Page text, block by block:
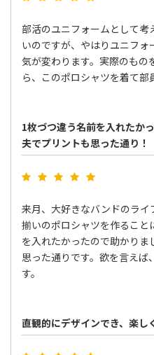
部活のユニフォームとして考
いのですが、やはりユニフ
気が変わります。実際のもの
ら、このポロシャツを着て部
1枚づつ違う名前を入れたか
夫でプリントも思った通り！
来月、大好きなバンドのラ
揃いのポロシャツを作るこ
を入れたかったので助かり
思った通りです。欲を言え
す。
直観的にデザインでき、楽し